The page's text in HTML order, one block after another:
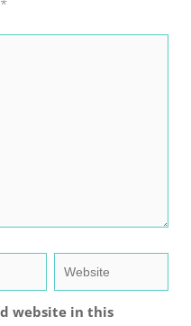
*
website in this